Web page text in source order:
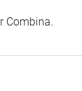
Combina.